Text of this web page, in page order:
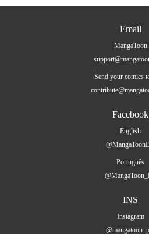
Email
MangaToon
Send your comics
Facebook
English
Português
INS
Instagram